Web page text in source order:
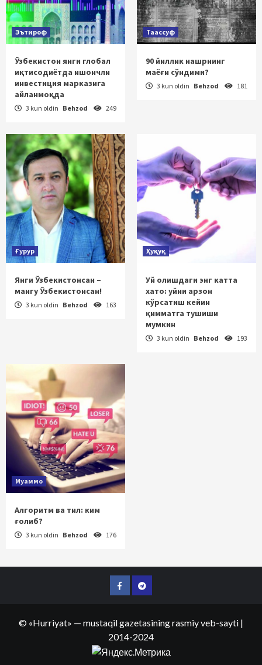
Эътироф
Ўзбекистон янги глобал
иқтисодиётда ишончли
инвестиция марказига
айланмоқда
3 kun oldin Behzod 249
Таассуф
90 йиллик нашрнинг
маёғи сўндими?
3 kun oldin Behzod 181
Ғурур
Янги Ўзбекистонсан –
мангу Ўзбекистонсан!
3 kun oldin Behzod 163
Ҳуқуқ
Уй олишдаги энг катта
хато: уйни арзон
кўрсатиш кейин
қимматга тушиши
мумкин
3 kun oldin Behzod 193
Муаммо
Алгоритм ва тил: ким
ғолиб?
3 kun oldin Behzod 176
FacebookTelegram
© «Hurriyat» — mustaqil gazetasining rasmiy veb-sayti |
2014-2024